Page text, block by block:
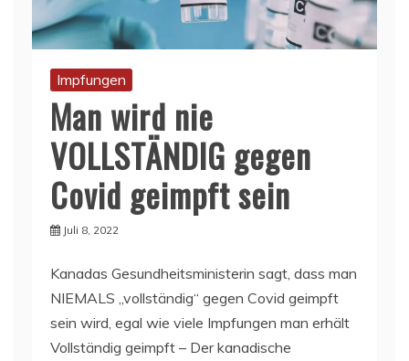
Impfungen
Man wird nie
VOLLSTÄNDIG gegen
Covid geimpft sein
Juli 8, 2022
Kanadas Gesundheitsministerin sagt, dass man
NIEMALS „vollständig“ gegen Covid geimpft
sein wird, egal wie viele Impfungen man erhält
Vollständig geimpft – Der kanadische